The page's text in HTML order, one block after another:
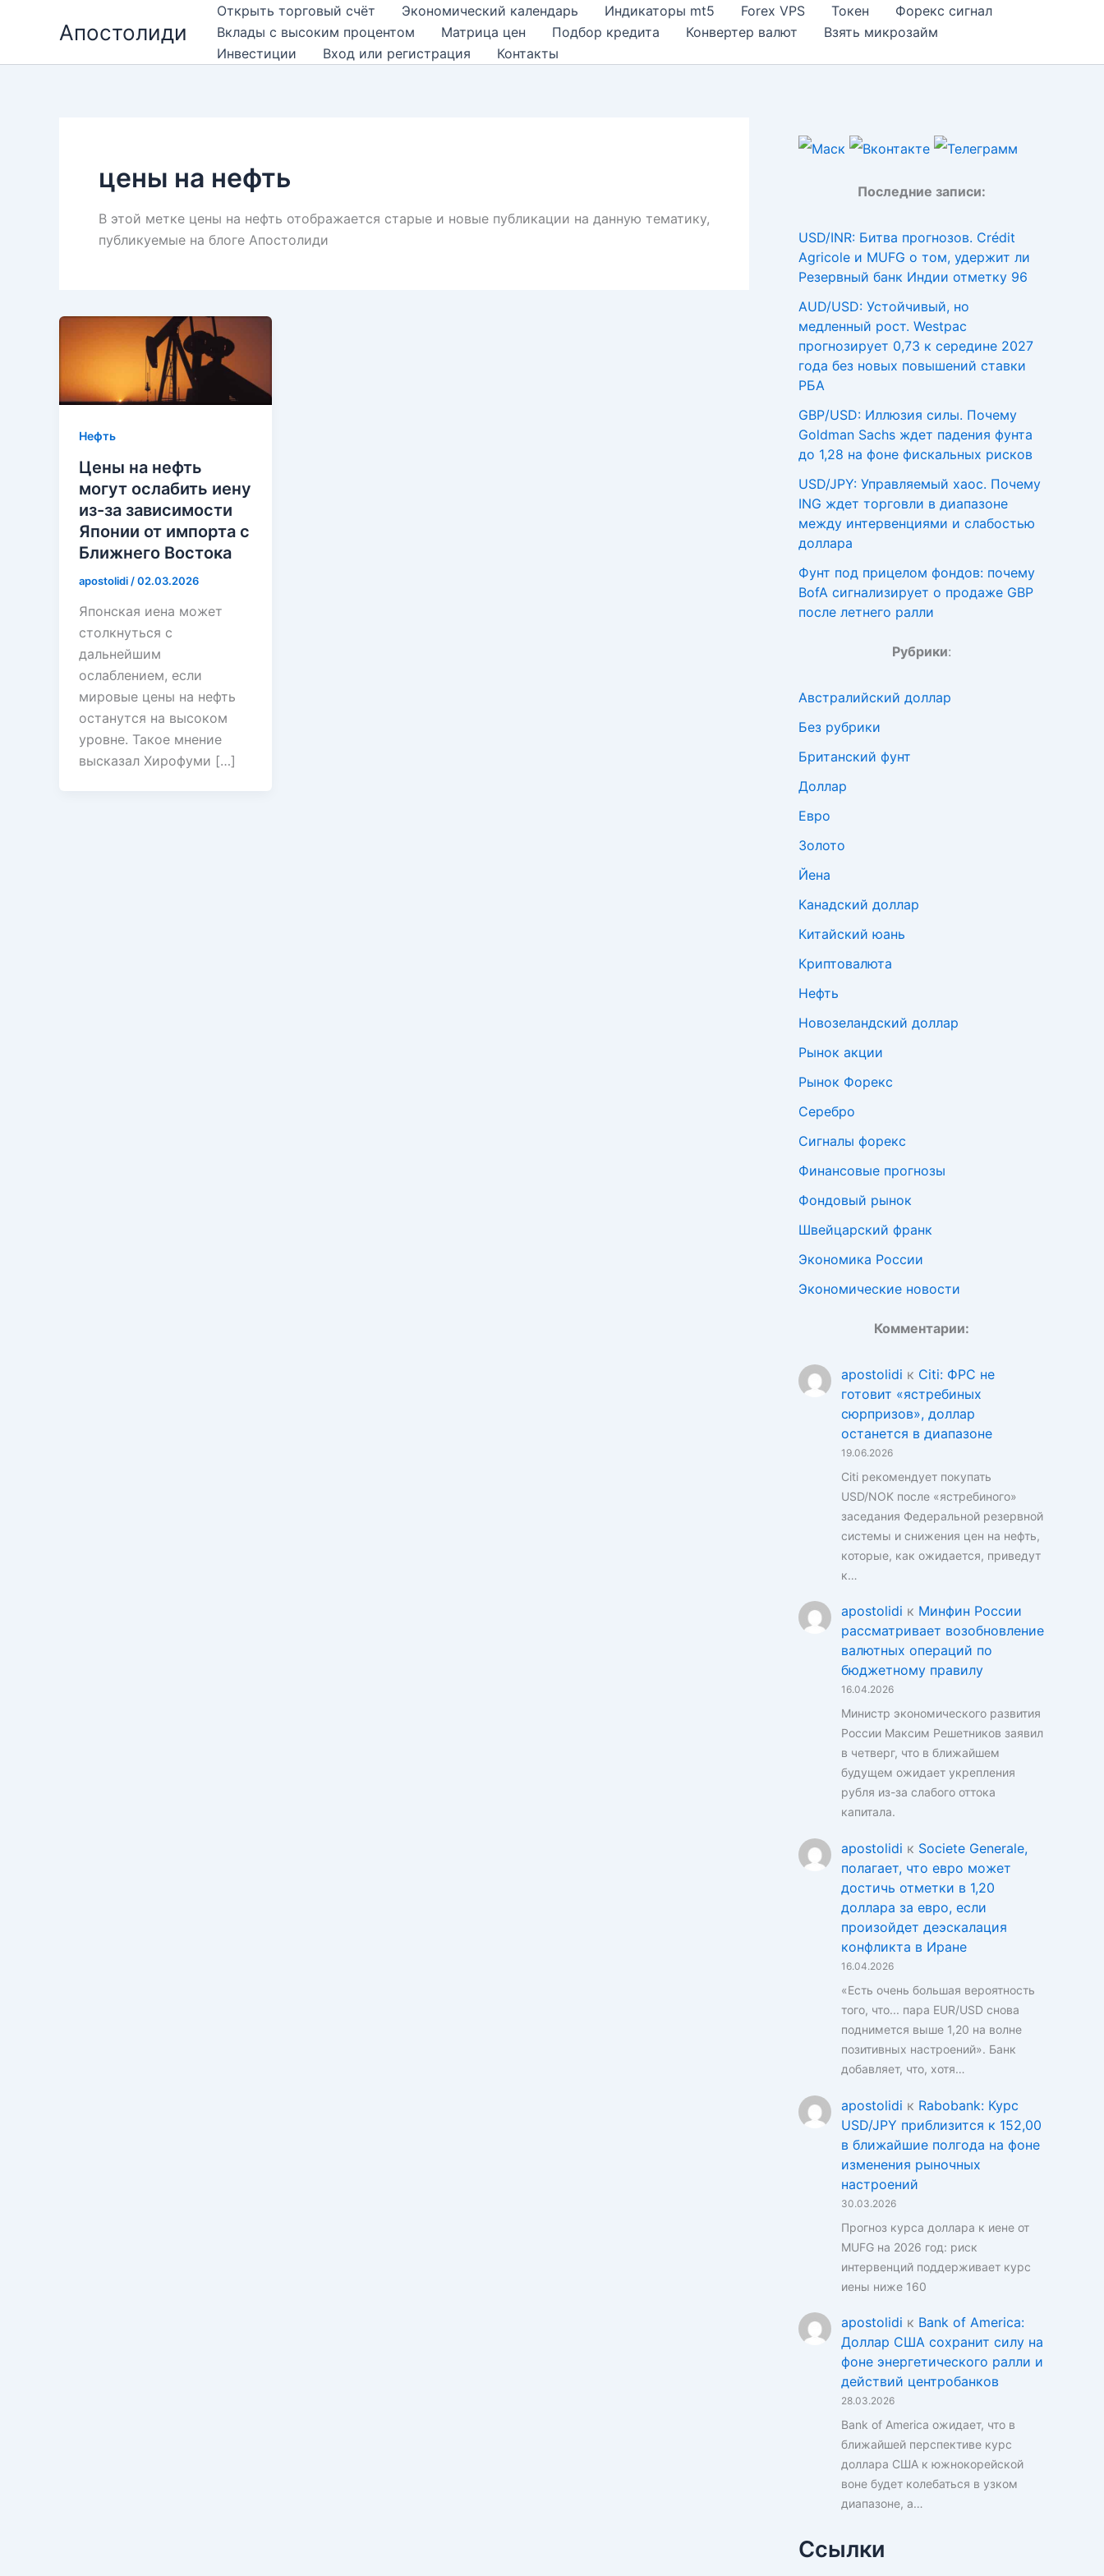
Апостолиди
Открыть торговый счёт Экономический календарь Индикаторы mt5 Forex VPS Токен
Форекс сигнал
Вклады с высоким процентом
Матрица цен Подбор кредита Конвертер валют
Взять микрозайм
Инвестиции
Вход или регистрация Контакты
цены на нефть
В этой метке цены на нефть отображается старые и новые публикации на данную тематику,
публикуемые на блоге Апостолиди
Нефть
Цены на нефть
могут ослабить иену
из-за зависимости
Японии от импорта с
Ближнего Востока
apostolidi /02.03.2026
Японская иена может
столкнуться с
дальнейшим
ослаблением, если
мировые цены на нефть
останутся на высоком
уровне. Такое мнение
высказал Хирофуми […]
Последние записи:
USD/INR: Битва прогнозов. Crédit
Agricole и MUFG о том, удержит ли
Резервный банк Индии отметку 96
AUD/USD: Устойчивый, но
медленный рост. Westpac
прогнозирует 0,73 к середине 2027
года без новых повышений ставки
РБА
GBP/USD: Иллюзия силы. Почему
Goldman Sachs ждет падения фунта
до 1,28 на фоне фискальных рисков
USD/JPY: Управляемый хаос. Почему
ING ждет торговли в диапазоне
между интервенциями и слабостью
доллара
Фунт под прицелом фондов: почему
BofA сигнализирует о продаже GBP
после летнего ралли
Рубрики:
Австралийский доллар
Без рубрики
Британский фунт
Доллар
Евро
Золото
Йена
Канадский доллар
Китайский юань
Криптовалюта
Нефть
Новозеландский доллар
Рынок акции
Рынок Форекс
Серебро
Сигналы форекс
Финансовые прогнозы
Фондовый рынок
Швейцарский франк
Экономика России
Экономические новости
Комментарии:
apostolidi к Citi: ФРС не
готовит «ястребиных
сюрпризов», доллар
останется в диапазоне
19.06.2026
Citi рекомендует покупать
USD/NOK после «ястребиного»
заседания Федеральной резервной
системы и снижения цен на нефть,
которые, как ожидается, приведут
к…
apostolidi к Минфин России
рассматривает возобновление
валютных операций по
бюджетному правилу
16.04.2026
Министр экономического развития
России Максим Решетников заявил
в четверг, что в ближайшем
будущем ожидает укрепления
рубля из-за слабого оттока
капитала.
apostolidi к Societe Generale,
полагает, что евро может
достичь отметки в 1,20
доллара за евро, если
произойдет деэскалация
конфликта в Иране
16.04.2026
«Есть очень большая вероятность
того, что... пара EUR/USD снова
поднимется выше 1,20 на волне
позитивных настроений». Банк
добавляет, что, хотя…
apostolidi к Rabobank: Курс
USD/JPY приблизится к 152,00
в ближайшие полгода на фоне
изменения рыночных
настроений
30.03.2026
Прогноз курса доллара к иене от
MUFG на 2026 год: риск
интервенций поддерживает курс
иены ниже 160
apostolidi к Bank of America:
Доллар США сохранит силу на
фоне энергетического ралли и
действий центробанков
28.03.2026
Bank of America ожидает, что в
ближайшей перспективе курс
доллара США к южнокорейской
воне будет колебаться в узком
диапазоне, а…
Ссылки